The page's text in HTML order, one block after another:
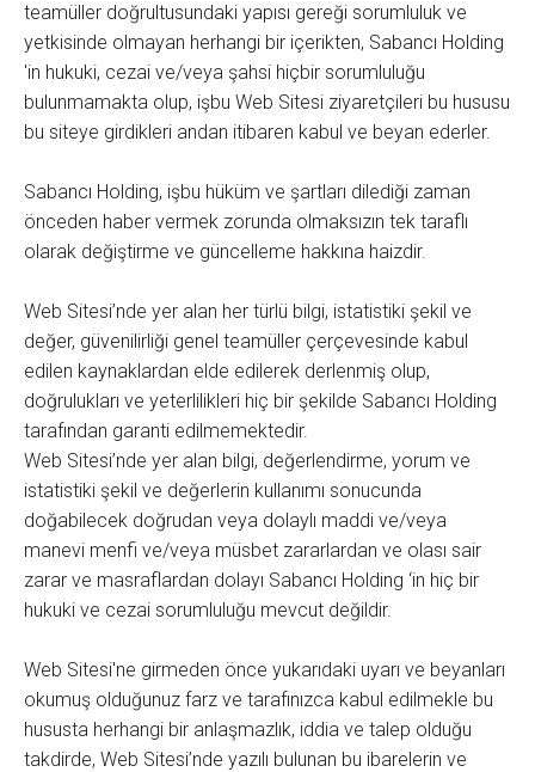
teamüller doğrultusundaki yapısı gereği sorumluluk ve
yetkisinde olmayan herhangi bir içerikten, Sabancı Holding
'in hukuki, cezai ve/veya şahsi hiçbir sorumluluğu
bulunmamakta olup, işbu Web Sitesi ziyaretçileri bu hususu
bu siteye girdikleri andan itibaren kabul ve beyan ederler.
Sabancı Holding, işbu hüküm ve şartları dilediği zaman
önceden haber vermek zorunda olmaksızın tek taraflı
olarak değiştirme ve güncelleme hakkına haizdir.
Web Sitesi’nde yer alan her türlü bilgi, istatistiki şekil ve
değer, güvenilirliği genel teamüller çerçevesinde kabul
edilen kaynaklardan elde edilerek derlenmiş olup,
doğrulukları ve yeterlilikleri hiç bir şekilde Sabancı Holding
tarafından garanti edilmemektedir.
Web Sitesi’nde yer alan bilgi, değerlendirme, yorum ve
istatistiki şekil ve değerlerin kullanımı sonucunda
doğabilecek doğrudan veya dolaylı maddi ve/veya
manevi menfi ve/veya müsbet zararlardan ve olası sair
zarar ve masraflardan dolayı Sabancı Holding ‘in hiç bir
hukuki ve cezai sorumluluğu mevcut değildir.
Web Sitesi'ne girmeden önce yukarıdaki uyarı ve beyanları
okumuş olduğunuz farz ve tarafınızca kabul edilmekle bu
hususta herhangi bir anlaşmazlık, iddia ve talep olduğu
takdirde, Web Sitesi’nde yazılı bulunan bu ibarelerin ve